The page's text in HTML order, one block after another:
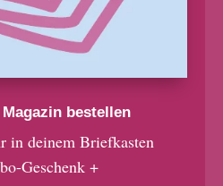
Magazin bestellen
in deinem Briefkasten
Geschenk +